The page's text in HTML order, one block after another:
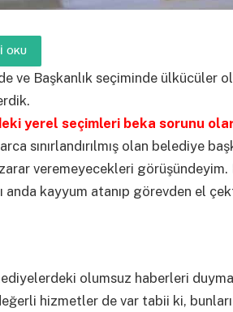
OKU
ve Başkanlık seçiminde ülkücüler
yerel seçimleri beka sorunu
sınırlandırılmış olan belediye
veremeyecekleri görüşündeyim.
anda kayyum atanıp görevden el
olumsuz haberleri
hizmetler de var tabii ki,